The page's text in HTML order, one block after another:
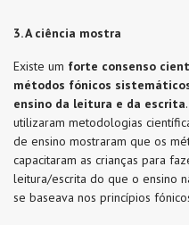
3. A ciência mostra
Existe um forte consenso
métodos fónicos
ensino da leitura e da escrita
utilizaram metodologias
de ensino mostraram que os
capacitaram as crianças para
leitura/escrita do que o ensino
se baseava nos princípios